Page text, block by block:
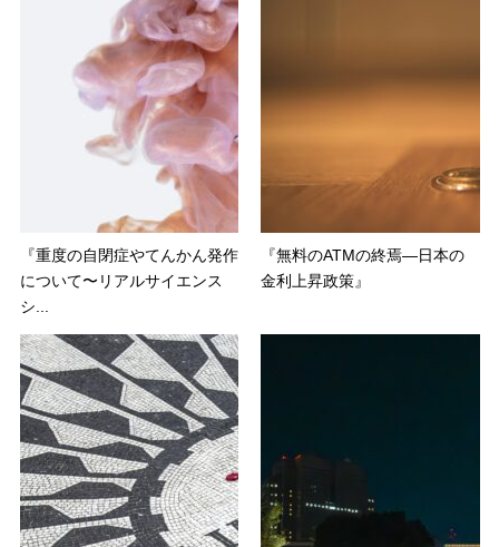
『重度の自閉症やてんかん発作
について〜リアルサイエンス
シ...
『無料のATMの終焉―日本の
金利上昇政策』